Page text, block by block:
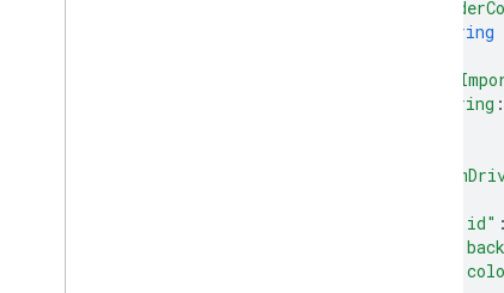
string
string :
"id"